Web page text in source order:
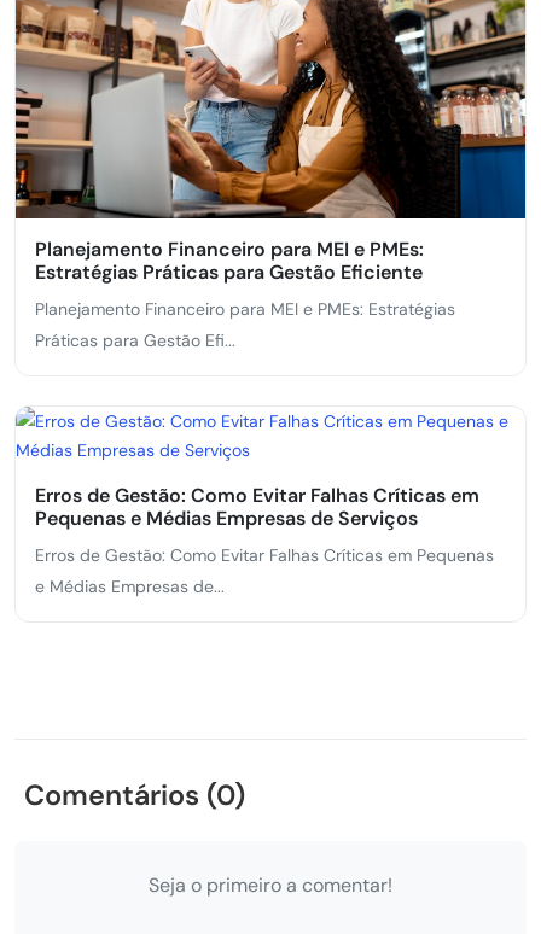
Planejamento Financeiro para MEI e PMEs:
Estratégias Práticas para Gestão Eficiente
Planejamento Financeiro para MEI e PMEs: Estratégias
Práticas para Gestão Efi...
Erros de Gestão: Como Evitar Falhas Críticas em
Pequenas e Médias Empresas de Serviços
Erros de Gestão: Como Evitar Falhas Críticas em Pequenas
e Médias Empresas de...
Comentários (0)
Seja o primeiro a comentar!